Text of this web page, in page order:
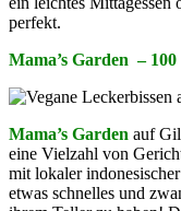
perfekt.
Mama’s Garden –
Mama’s Garden auf
eine Vielzahl von
mit lokaler
etwas schnelles und